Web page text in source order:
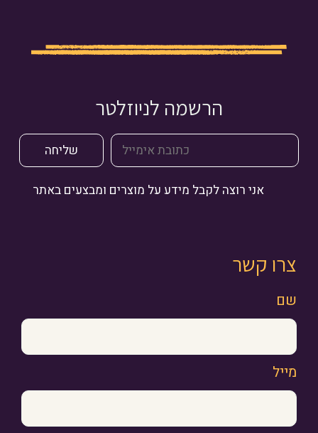
הרשמה לניוזלטר
אני רוצה לקבל מידע על מוצרים ומבצעים באתר
צרו קשר
שם
מייל